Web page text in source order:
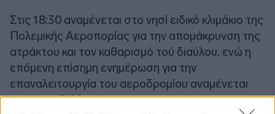
Στις 18:30 αναμένεται στο νησί ειδικό κλιμάκιο της
Πολεμικής Αεροπορίας για την απομάκρυνση της
ατράκτου και τον καθαρισμό τού διαύλου, ενώ η
επόμενη επίσημη ενημέρωση για την
επαναλειτουργία του αεροδρομίου αναμένεται
μετά τις 19:00.